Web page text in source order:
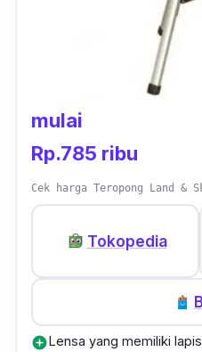
mulai
Rp.785 ribu
Cek harga Teropong Land &
Tokopedia
add_circleLensa yang memiliki